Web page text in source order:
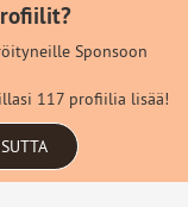
Sponsoon
117 profiilia lisää!